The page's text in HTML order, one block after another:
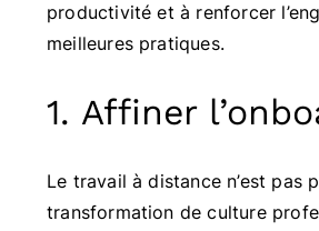
productivité et à renforcer
meilleures pratiques.
1. Affiner
Le travail à distance n’est pas
transformation de culture